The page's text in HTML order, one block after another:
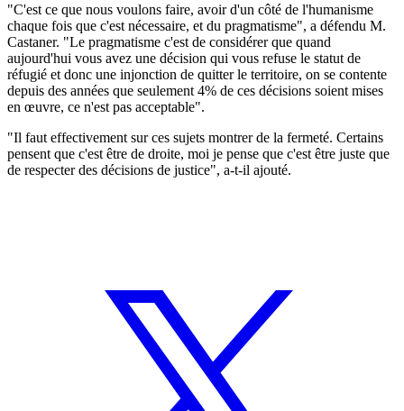
"C'est ce que nous voulons faire, avoir d'un côté de l'humanisme
chaque fois que c'est nécessaire, et du pragmatisme", a défendu M.
Castaner. "Le pragmatisme c'est de considérer que quand
aujourd'hui vous avez une décision qui vous refuse le statut de
réfugié et donc une injonction de quitter le territoire, on se contente
depuis des années que seulement 4% de ces décisions soient mises
en œuvre, ce n'est pas acceptable".
"Il faut effectivement sur ces sujets montrer de la fermeté. Certains
pensent que c'est être de droite, moi je pense que c'est être juste que
de respecter des décisions de justice", a-t-il ajouté.